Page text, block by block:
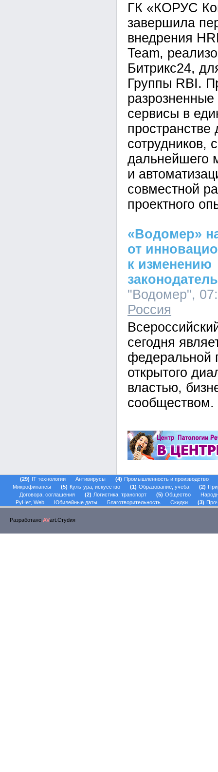
ГК «КОРУС
завершила
внедрения
Team,
Битрикс24,
Группы RBI.
сервисы в
пространстве
сотрудников,
дальнейшего
и
совместной
проектного
«Водомер»
от
к изменению
"Водомер",
Россия
сегодня
федеральной
открытого
властью,
сообществом.
29 IT технологии Антивирусы 4
Промышленность и производство
Микрофинансы
5 Культура, искусство 1 Образование, учеба 2
Договора, соглашения
2 Логистика, транспорт 5 Общество
РуНет, Web
Юбилейные даты Благотворительность Скидки 3
Разработано AVart.Стуdия